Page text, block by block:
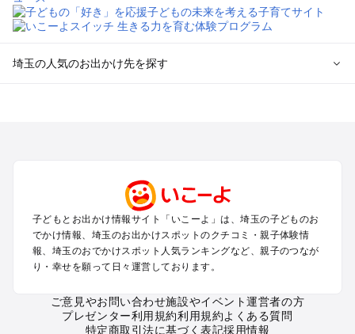
埼玉の人気のお出かけ先を探す
秩父・長瀞のプールお出かけ
川口・戸田・和光・朝霞のプールお出かけ
飯能・坂戸・東松山・日高のプールお出かけ
久喜・行田・加須・羽生のプールお出かけ
熊谷・太田・足利・古河のプールお出かけ
埼玉の定番お出かけスポット
子どもとお出かけ情報サイト「いこーよ」は、埼玉の子どものお
でかけ情報、埼玉のお出かけスポットのクチコミ・親子体験情
報、埼玉のおでかけスポット人気ランキングなど、親子のつなが
り・幸せを願って日々運営しております。
ご意見やお問い合わせ施設やイベント運営者の方
プレゼンター利用規約利用規約よくある質問
特定商取引法に基づく表記採用情報